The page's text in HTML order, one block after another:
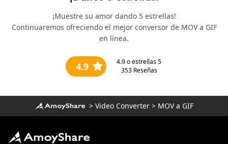
¡Muestre su amor dando 5 estrellas!
Continuaremos ofreciendo el mejor conversor de MOV a GIF
en línea.
4.9 4.9o estrellas 5
353Reseñas
> Video Converter> MOV a GIF